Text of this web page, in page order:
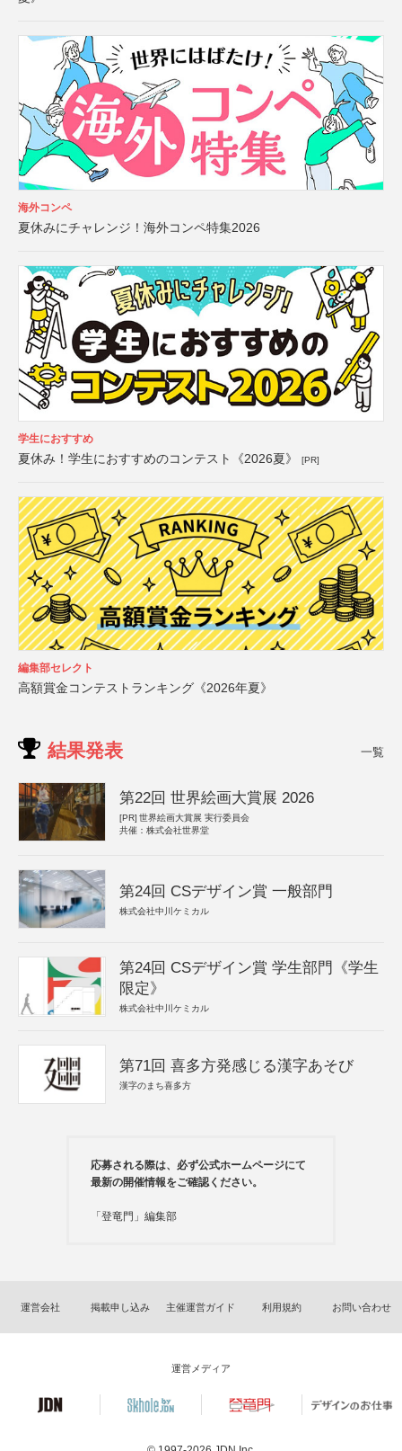
海外コンペ
夏休みにチャレンジ！海外コンペ特集2026
学生におすすめ
夏休み！学生におすすめのコンテスト《2026夏》 [PR]
編集部セレクト
高額賞金コンテストランキング《2026年夏》
結果発表 一覧
第22回 世界絵画大賞展 2026
[PR] 世界絵画大賞展 実行委員会
共催：株式会社世界堂
第24回 CSデザイン賞 一般部門
株式会社中川ケミカル
第24回 CSデザイン賞 学生部門《学生
限定》
株式会社中川ケミカル
第71回 喜多方発感じる漢字あそび
漢字のまち喜多方
応募される際は、必ず公式ホームページにて
最新の開催情報をご確認ください。
「登竜門」編集部
運営会社 掲載申し込み 主催運営ガイド 利用規約 お問い合わせ
運営メディア